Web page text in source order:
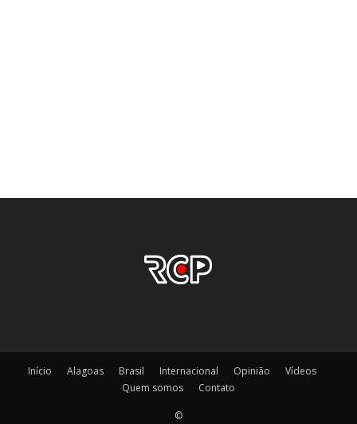
Início Alagoas Brasil Internacional Opinião
Vídeos
Quem somos
Contato
©